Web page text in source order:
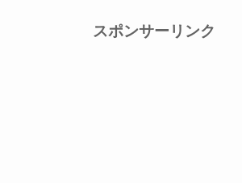
スポンサーリンク